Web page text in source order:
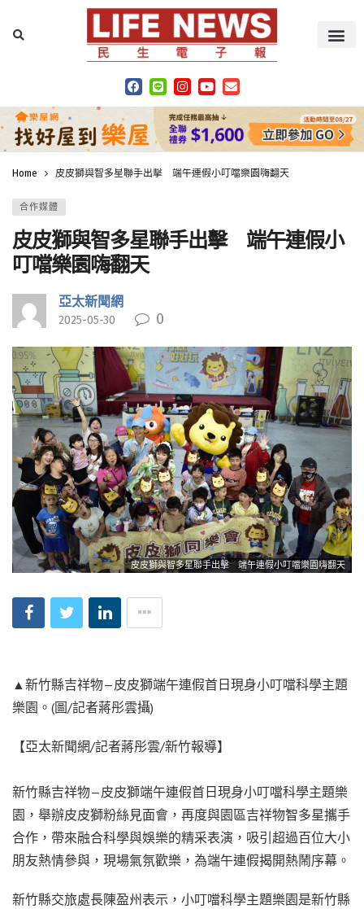
Home 皮皮獅與智多星聯手出擊 端午連假小叮噹樂園嗨翻天
合作媒體
皮皮獅與智多星聯手出擊 端午連假小
叮噹樂園嗨翻天
亞太新聞網
2025-05-30 0
皮皮獅與智多星聯手出擊 端午連假小叮噹樂園嗨翻天
▲新竹縣吉祥物—皮皮獅端午連假首日現身小叮噹科學主題
樂園。(圖/記者蔣彤雲攝)
【亞太新聞網/記者蔣彤雲/新竹報導】
新竹縣吉祥物—皮皮獅端午連假首日現身小叮噹科學主題樂
園，舉辦皮皮獅粉絲見面會，再度與園區吉祥物智多星攜手
合作，帶來融合科學與娛樂的精采表演，吸引超過百位大小
朋友熱情參與，現場氣氛歡樂，為端午連假揭開熱鬧序幕。
新竹縣交旅處長陳盈州表示，小叮噹科學主題樂園是新竹縣